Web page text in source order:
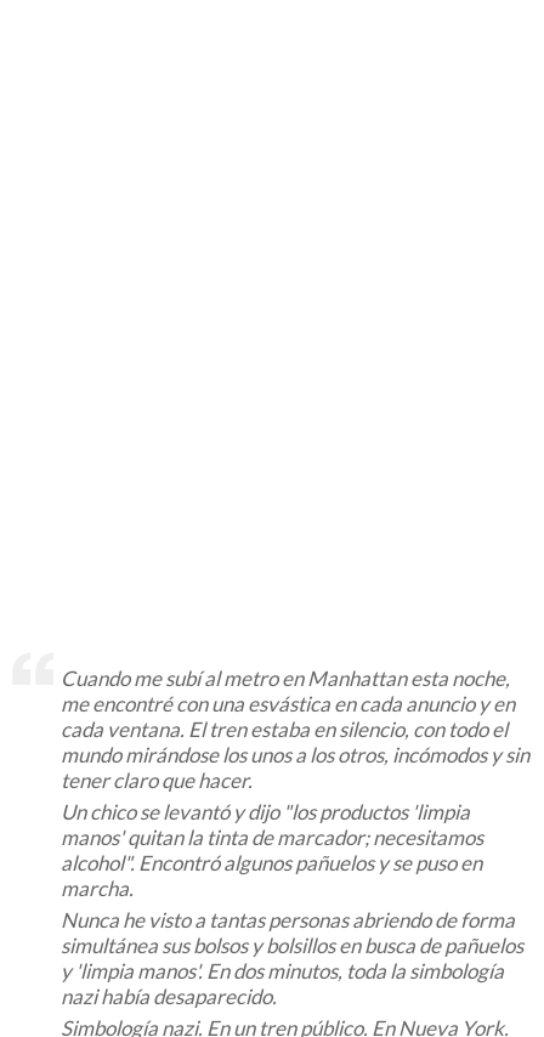
Cuando me subí al metro en Manhattan esta noche,
me encontré con una esvástica en cada anuncio y en
cada ventana. El tren estaba en silencio, con todo el
mundo mirándose los unos a los otros, incómodos y sin
tener claro que hacer.
Un chico se levantó y dijo "los productos 'limpia
manos' quitan la tinta de marcador; necesitamos
alcohol". Encontró algunos pañuelos y se puso en
marcha.
Nunca he visto a tantas personas abriendo de forma
simultánea sus bolsos y bolsillos en busca de pañuelos
y 'limpia manos'. En dos minutos, toda la simbología
nazi había desaparecido.
Simbología nazi. En un tren público. En Nueva York.